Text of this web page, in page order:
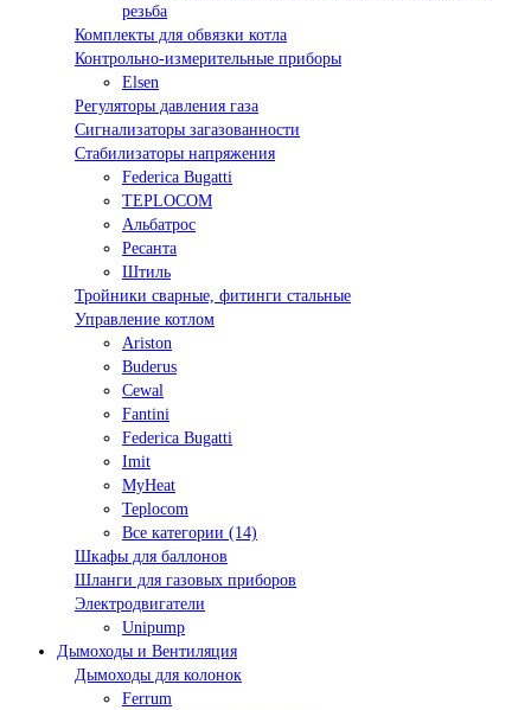
резьба
Комплекты для обвязки котла
Контрольно-измерительные приборы
Elsen
Регуляторы давления газа
Сигнализаторы загазованности
Стабилизаторы напряжения
Federica Bugatti
TEPLOCOM
Альбатрос
Ресанта
Штиль
Тройники сварные, фитинги стальные
Управление котлом
Ariston
Buderus
Cewal
Fantini
Federica Bugatti
Imit
MyHeat
Teplocom
Все категории (14)
Шкафы для баллонов
Шланги для газовых приборов
Электродвигатели
Unipump
Дымоходы и Вентиляция
Дымоходы для колонок
Ferrum